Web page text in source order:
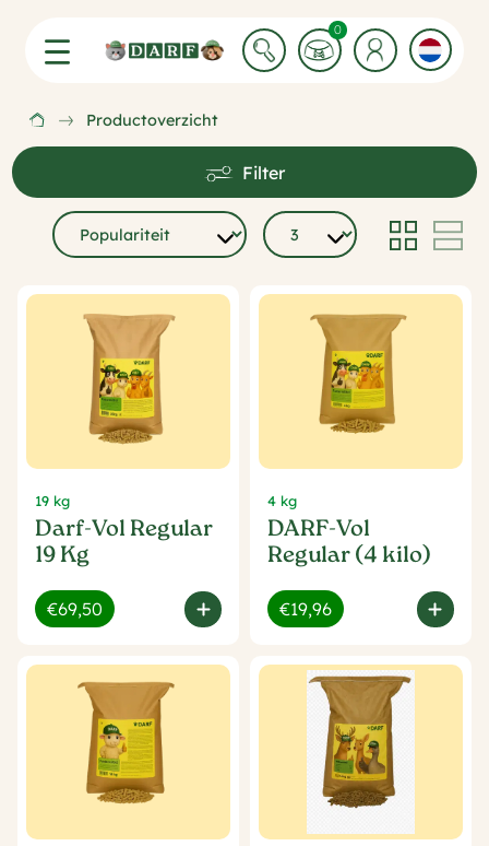
00 Winkelwagen items
Productoverzicht
Filter
19 kg
Darf-Vol Regular
19 Kg
€69,50
4 kg
DARF-Vol
Regular (4 kilo)
€19,96